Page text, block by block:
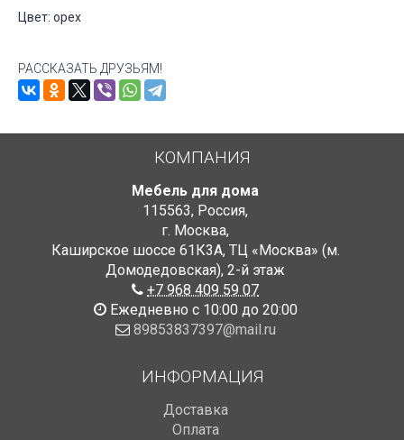
Цвет: орех
РАССКАЗАТЬ ДРУЗЬЯМ!
КОМПАНИЯ
Мебель для дома
115563, Россия,
г. Москва,
Каширское шоссе 61К3А, ТЦ «Москва» (м.
Домодедовская), 2-й этаж
+7 968 409 59 07
Ежедневно с 10:00 до 20:00
89853837397@mail.ru
ИНФОРМАЦИЯ
Доставка
Оплата